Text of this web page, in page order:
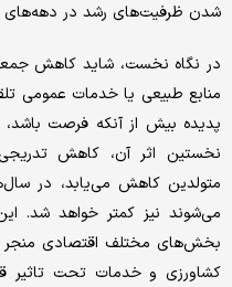
شدن ظرفیت‌های رشد در دهه‌های
در نگاه نخست، شاید کاهش
منابع طبیعی یا خدمات عمومی
پدیده بیش از آنکه فرصت
نخستین اثر آن، کاهش
متولدین کاهش می‌یابد، در
می‌شوند نیز کمتر خواهد شد.
بخش‌های مختلف اقتصادی منجر
کشاورزی و خدمات تحت تاثیر